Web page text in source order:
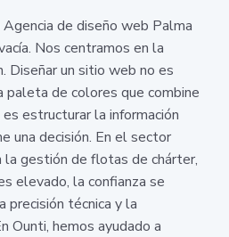
de diseño web Palma
Nos centramos en la
Diseñar un sitio web no es
de colores que combine
estructurar la información
una decisión. En el sector
la gestión de flotas de chárter,
elevado, la confianza se
precisión técnica y la
Ounti, hemos ayudado a